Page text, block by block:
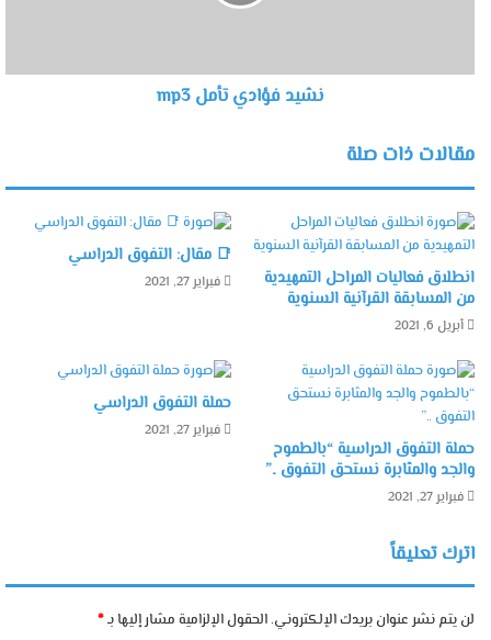
نشيد فؤادي تأمل mp3
مقالات ذات صلة
انطلاق فعاليات المراحل التمهيدية
من المسابقة القرآنية السنوية
أبريل 6, 2021
📑 مقال: التفوق الدراسي
فبراير 27, 2021
حملة التفوق الدراسية “بالطموح
والجد والمثابرة نستحق التفوق ..”
فبراير 27, 2021
حملة التفوق الدراسي
فبراير 27, 2021
اترك تعليقاً
لن يتم نشر عنوان بريدك الإلكتروني.الحقول الإلزامية مشار إليها بـ*